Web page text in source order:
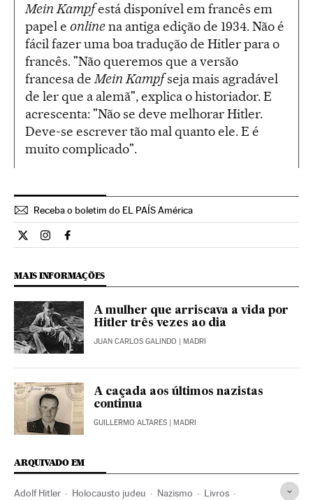
Mein Kampfestá disponível em francês em
papel e onlinena antiga edição de 1934. Não é
fácil fazer uma boa tradução de Hitler para o
francês. "Não queremos que a versão
francesa deMein Kampfseja mais agradável
de ler que a alemã", explica o historiador. E
acrescenta: "Não se deve melhorar Hitler.
Deve-se escrever tão mal quanto ele. E é
muito complicado".
Receba o boletim do EL PAÍS América
Cultura El País Brasil en Twitter
Cultura El País Brasil en Instagram
Cultura El País Brasil en Facebook
MAIS INFORMAÇÕES
A mulher que arriscava a vida por
Hitler três vezes ao dia
JUAN CARLOS GALINDO | MADRI
A caçada aos últimos nazistas
continua
GUILLERMO ALTARES | MADRI
ARQUIVADO EM
Adolf Hitler Holocausto judeu Nazismo Livros